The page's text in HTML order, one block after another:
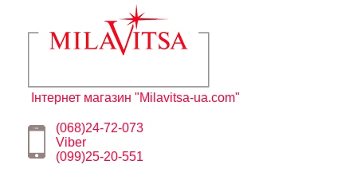
Інтернет магазин "Milavitsa-ua.com"
(068)24-72-073
Viber
(099)25-20-551